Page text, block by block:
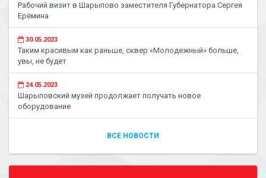
Рабочий визит в Шарыпово заместителя Губернатора Сергея
Ерёмина
30.05.2023
Таким красивым как раньше, сквер «Молодежный» больше,
увы, не будет
24.05.2023
Шарыповский музей продолжает получать новое
оборудование
ВСЕ НОВОСТИ